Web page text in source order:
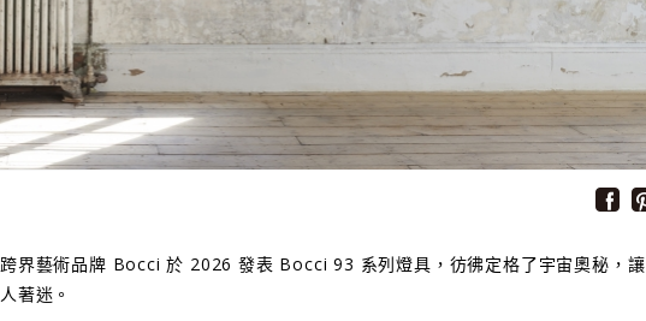
跨界藝術品牌 Bocci 於 2026 發表 Bocci 93 系列燈具，彷彿定格了宇宙奧秘，讓
人著迷。